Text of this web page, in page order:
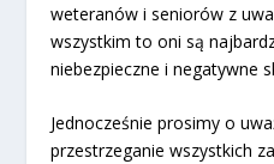
weteranów i seniorów z
wszystkim to oni są
niebezpieczne i negatywne
Jednocześnie prosimy o
przestrzeganie wszystkich